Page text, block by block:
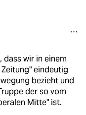
dass wir in einem
eindeutig
bezieht und
der so vom
Mitte" ist.